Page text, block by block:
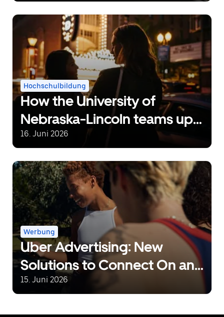
Strategic Partnerships
Hochschulbildung
How the University of
Nebraska-Lincoln teams up
with Uber to power late-
16. Juni 2026
Werbung
Uber Advertising: New
Solutions to Connect On and
Off Uber
15. Juni 2026